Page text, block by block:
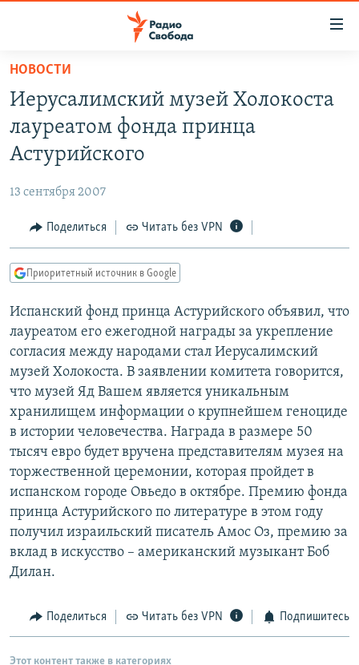
упрощенного
доступа
основному
Вернутся
Вернутся
поиску
ПОДКАСТЫ
АВТОРСКИЕ ПРОЕКТЫ
МНЕНИЯ
КУЛЬТУРА
КАВКАЗ.РЕАЛИИ
СЕВЕР.РЕАЛИИ
СИБИРЬ.РЕАЛИИ
РАСПИСАНИЕ ВЕЩАНИЯ
ПОДПИШИТЕСЬ НА РАССЫЛКУ
СОЦИАЛЬНЫЕ СЕТИ
Все сайты РСЕ/РС
НОВОСТИ
Иерусалимский музей Холокоста
лауреатом фонда принца
Астурийского
13 сентября 2007
Поделиться Читать без VPN
Приоритетный источник в Google
Испанский фонд принца Астурийского объявил, что
лауреатом его ежегодной награды за укрепление
согласия между народами стал Иерусалимский
музей Холокоста. В заявлении комитета говорится,
что музей Яд Вашем является уникальным
хранилищем информации о крупнейшем геноциде
в истории человечества. Награда в размере 50
тысяч евро будет вручена представителям музея на
торжественной церемонии, которая пройдет в
испанском городе Овьедо в октябре. Премию фонда
принца Астурийского по литературе в этом году
получил израильский писатель Амос Оз, премию за
вклад в искусство – американский музыкант Боб
Дилан.
Поделиться Читать без VPN Подпишитесь
Этот контент также в категориях